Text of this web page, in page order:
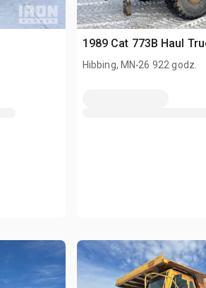
1989 Cat 773B Haul
Hibbing, MN.26 922 godz.